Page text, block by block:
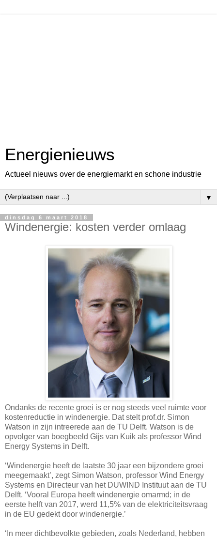
Energienieuws
Actueel nieuws over de energiemarkt en schone industrie
▼
dinsdag 6 maart 2018
Windenergie: kosten verder omlaag
Ondanks de recente groei is er nog steeds veel ruimte voor
kostenreductie in windenergie. Dat stelt prof.dr. Simon
Watson in zijn intreerede aan de TU Delft. Watson is de
opvolger van boegbeeld Gijs van Kuik als professor Wind
Energy Systems in Delft.
‘Windenergie heeft de laatste 30 jaar een bijzondere groei
meegemaakt’, zegt Simon Watson, professor Wind Energy
Systems en Directeur van het DUWIND Instituut aan de TU
Delft. ‘Vooral Europa heeft windenergie omarmd; in de
eerste helft van 2017, werd 11,5% van de elektriciteitsvraag
in de EU gedekt door windenergie.’
‘In meer dichtbevolkte gebieden, zoals Nederland, hebben